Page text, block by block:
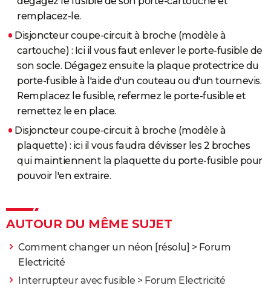
remplacez-le.
Disjoncteur coupe-circuit à broche (modèle à
cartouche) : Ici il vous faut enlever le porte-fusible de
son socle. Dégagez ensuite la plaque protectrice du
porte-fusible à l'aide d'un couteau ou d'un tournevis.
Remplacez le fusible, refermez le porte-fusible et
remettez le en place.
Disjoncteur coupe-circuit à broche (modèle à
plaquette) : ici il vous faudra dévisser les 2 broches
qui maintiennent la plaquette du porte-fusible pour
pouvoir l'en extraire.
AUTOUR DU MÊME SUJET
Comment changer un néon [résolu] > Forum
Electricité
Interrupteur avec fusible > Forum Electricité